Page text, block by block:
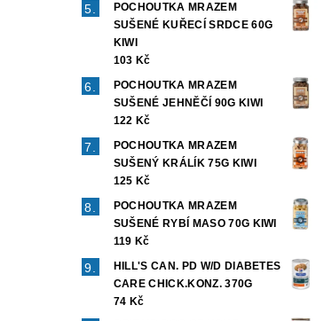
POCHOUTKA MRAZEM
SUŠENÉ KUŘECÍ SRDCE 60G
KIWI
103 Kč
POCHOUTKA MRAZEM
SUŠENÉ JEHNĚČÍ 90G KIWI
122 Kč
POCHOUTKA MRAZEM
SUŠENÝ KRÁLÍK 75G KIWI
125 Kč
POCHOUTKA MRAZEM
SUŠENÉ RYBÍ MASO 70G KIWI
119 Kč
HILL'S CAN. PD W/D DIABETES
CARE CHICK.KONZ. 370G
74 Kč